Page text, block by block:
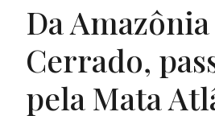
Da Amazônia
Cerrado,
pela Mata